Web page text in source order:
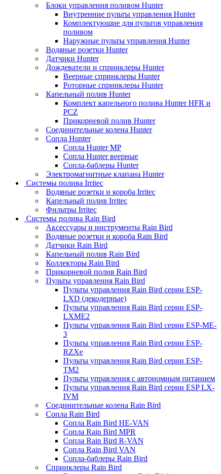
Блоки управления поливом Hunter
Внутренние пульты управления Hunter
Комплектующие для пультов управления
поливом
Наружные пульты управления Hunter
Водяные розетки Hunter
Датчики Hunter
Дождеватели и спринклеры Hunter
Веерные спринклеры Hunter
Роторные спринклеры Hunter
Капельный полив Hunter
Комплект капельного полива Hunter HFR и
PCZ
Прикорневой полив Hunter
Соединительные колена Hunter
Сопла Hunter
Сопла Hunter MP
Сопла Hunter веерные
Сопла-баблеры Hunter
Электромагнитные клапана Hunter
Системы полива Irritec
Водяные розетки и короба Irritec
Капельный полив Irritec
Фильтры Irritec
Системы полива Rain Bird
Аксессуары и инструменты Rain Bird
Водяные розетки и короба Rain Bird
Датчики Rain Bird
Капельный полив Rain Bird
Коллекторы Rain Bird
Прикорневой полив Rain Bird
Пульты управления Rain Bird
Пульты управления Rain Bird серии ESP-
LXD (декодерные)
Пульты управления Rain Bird серии ESP-
LXME2
Пульты управления Rain Bird серии ESP-ME-
3
Пульты управления Rain Bird серии ESP-
RZXe
Пульты управления Rain Bird серии ESP-
TM2
Пульты управления с автономным питанием
Пульты управления Rain Bird серии ESP LX-
IVM
Соединительные колена Rain Bird
Сопла Rain Bird
Сопла Rain Bird HE-VAN
Сопла Rain Bird MPR
Сопла Rain Bird R-VAN
Сопла Rain Bird VAN
Сопла-баблеры Rain Bird
Спринклеры Rain Bird